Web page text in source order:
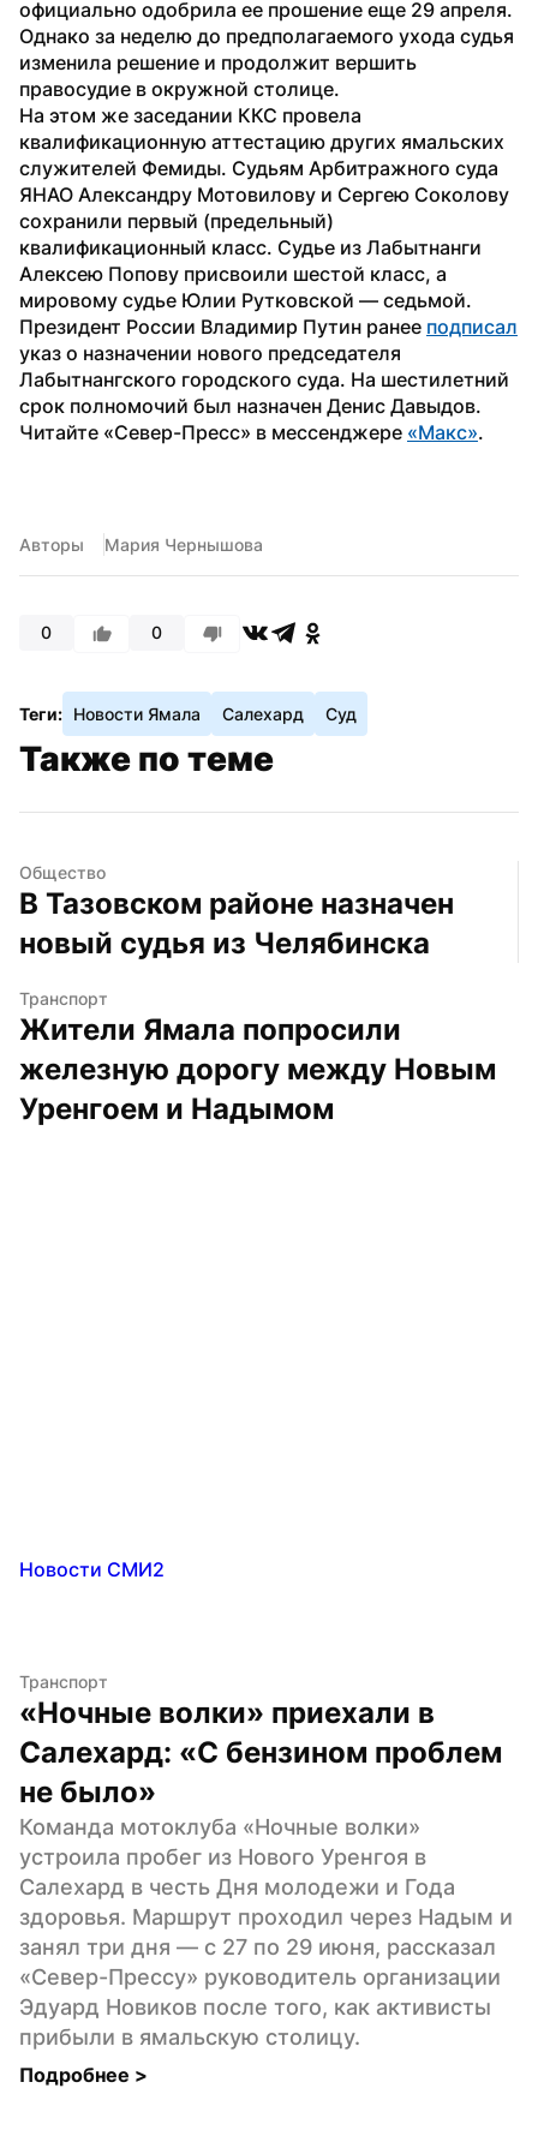
официально одобрила ее прошение еще 29 апреля.
Однако за неделю до предполагаемого ухода судья
изменила решение и продолжит вершить
правосудие в окружной столице.
На этом же заседании ККС провела
квалификационную аттестацию других ямальских
служителей Фемиды. Судьям Арбитражного суда
ЯНАО Александру Мотовилову и Сергею Соколову
сохранили первый (предельный)
квалификационный класс. Судье из Лабытнанги
Алексею Попову присвоили шестой класс, а
мировому судье Юлии Рутковской — седьмой.
Президент России Владимир Путин ранее подписал
указ о назначении нового председателя
Лабытнангского городского суда. На шестилетний
срок полномочий был назначен Денис Давыдов.
Читайте «Север-Пресс» в мессенджере «Макс».
Авторы Мария Чернышова
0 0
Теги: Новости Ямала Салехард Суд
Также по теме
Общество
В Тазовском районе назначен
новый судья из Челябинска
Транспорт
Жители Ямала попросили
железную дорогу между Новым
Уренгоем и Надымом
Новости СМИ2
Транспорт
«Ночные волки» приехали в
Салехард: «С бензином проблем
не было»
Команда мотоклуба «Ночные волки»
устроила пробег из Нового Уренгоя в
Салехард в честь Дня молодежи и Года
здоровья. Маршрут проходил через Надым и
занял три дня — с 27 по 29 июня, рассказал
«Север-Прессу» руководитель организации
Эдуард Новиков после того, как активисты
прибыли в ямальскую столицу.
Подробнее >